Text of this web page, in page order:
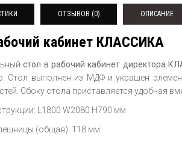
ОТЗЫВОВ (0) ОПИСАНИЕ
кабинет КЛАССИКА
стол в рабочий кабинет директора
Стол выполнен из МДФ и украшен
Сбоку стола приставляется удобная
L1800 W2080 H790 мм
(общая): 118 мм